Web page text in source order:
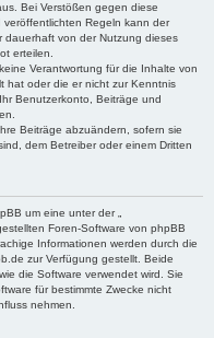
Bei Verstößen gegen diese
Regeln kann der
dauerhaft von der Nutzung dieses
erteilen.
Verantwortung für die Inhalte von
hat oder die er nicht zur Kenntnis
Benutzerkonto, Beiträge und
Beiträge abzuändern, sofern sie
dem Betreiber oder einem Dritten
um eine unter der „
Foren-Software von phpBB
Informationen werden durch die
zur Verfügung gestellt. Beide
die Software verwendet wird. Sie
für bestimmte Zwecke nicht
nehmen.